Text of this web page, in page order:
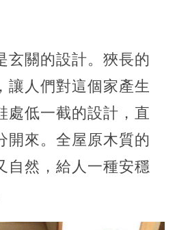
玄關的設計。狹長的
讓人們對這個家產生
處低一截的設計，直
開來。全屋原木質的
自然，給人一種安穩